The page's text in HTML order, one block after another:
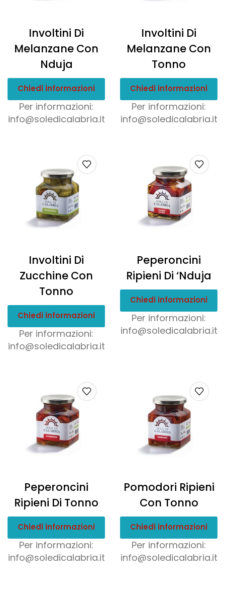
Involtini Di
Melanzane Con
Nduja
Chiedi informazioni
Per informazioni:
info@soledicalabria.it
Involtini Di
Melanzane Con
Tonno
Chiedi informazioni
Per informazioni:
info@soledicalabria.it
Involtini Di
Zucchine Con
Tonno
Chiedi informazioni
Per informazioni:
info@soledicalabria.it
Peperoncini
Ripieni Di ‘Nduja
Chiedi informazioni
Per informazioni:
info@soledicalabria.it
Peperoncini
Ripieni Di Tonno
Chiedi informazioni
Per informazioni:
info@soledicalabria.it
Pomodori Ripieni
Con Tonno
Chiedi informazioni
Per informazioni:
info@soledicalabria.it